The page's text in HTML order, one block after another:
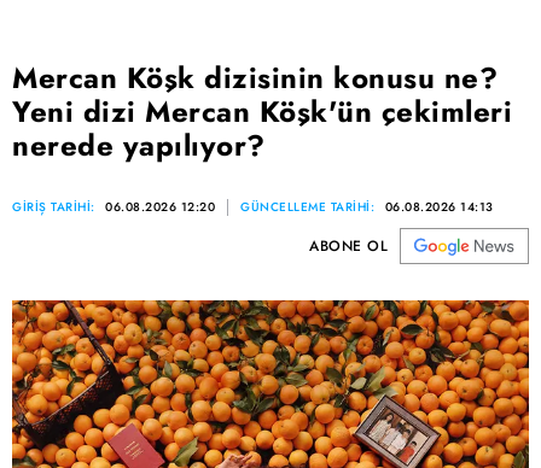
Mercan Köşk dizisinin konusu ne?
Yeni dizi Mercan Köşk'ün çekimleri
nerede yapılıyor?
GİRİŞ TARİHİ: 06.08.2026 12:20 GÜNCELLEME TARİHİ: 06.08.2026 14:13
ABONE OL